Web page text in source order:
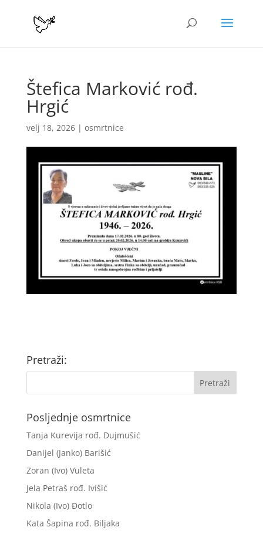
Štefica Marković rođ.
Hrgić
velj 18, 2026| osmrtnice
Pretraži:
Posljednje osmrtnice
Tanja Kurevija rođ. Dujmušić
Danijel (Janko) Barišić
Zoran (Ivo) Vuleta
Jela Petraš rođ. Ivišić
Nikola (Ivo) Đotlo
Kata Šapina rođ. Biljaka